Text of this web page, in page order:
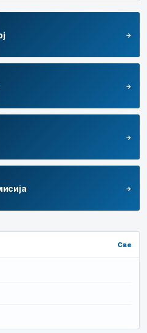
arrow_forward
arrow_forward
arrow_forward
arrow_forward
Све